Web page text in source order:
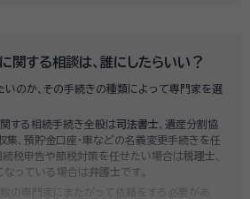
上費用がかかってしまう場合もあるなど、非
必要な相続手続きを明らかにし、無料で見積
予算に合わせてご自身で対応できないものの
で、まずはお気軽にご相談ください。
関する相談は、誰にしたらいい？
のか、その手続きの種類によって専門家を選
する相続手続き全般は司法書士 、遺産分割協
、預貯金口座・車などの名義変更手続きを任
続税申告や節税対策を任せたい場合は税理士
なっている場合は弁護士です。
の専門家にまたがって依頼をする必要があ